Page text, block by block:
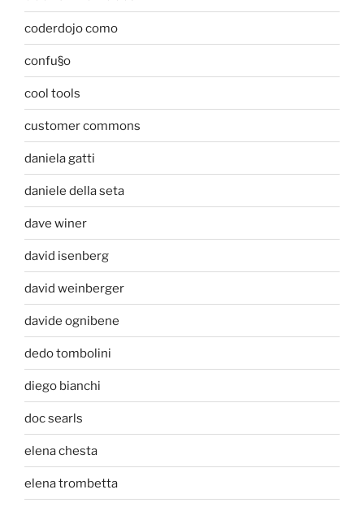
coderdojo como
confu§o
cool tools
customer commons
daniela gatti
daniele della seta
dave winer
david isenberg
david weinberger
davide ognibene
dedo tombolini
diego bianchi
doc searls
elena chesta
elena trombetta